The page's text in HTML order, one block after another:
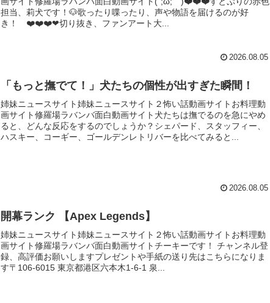
担当、莉犬です！🐶歌ったり喋ったり、声や物語を届けるのが好
き！ ❤️❤️❤️❤切り抜き、ファンアート大...
2026.08.05
「もっと撫でて！」犬たちの個性が出すぎた瞬間！
姉妹ニュースサイト姉妹ニュースサイト２怖い話動画サイトお料理動
画サイト修羅場ラバンバ面白動画サイト犬たちは撫でるのを急にやめ
ると、どんな反応をするのでしょうか？シェパード、スタッフィー、
ハスキー、コーギー、ゴールデンレトリバーを比べてみると...
2026.08.05
開幕ランク 【Apex Legends】
姉妹ニュースサイト姉妹ニュースサイト２怖い話動画サイトお料理動
画サイト修羅場ラバンバ面白動画サイトチーキーです！ チャンネル登
録、高評価お願いしますプレゼントや手紙の送り先はこちらになりま
す〒106-6015 東京都港区六本木1-6-1 泉...